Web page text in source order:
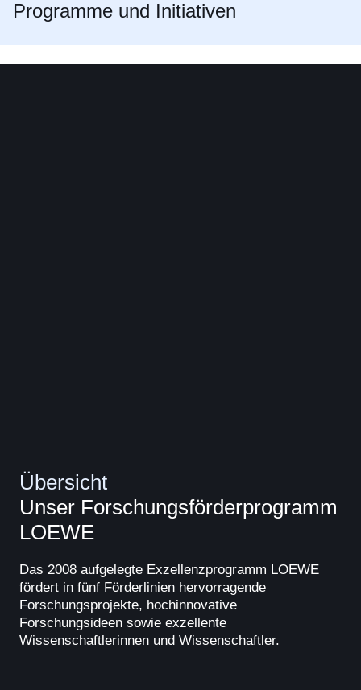
Programme und Initiativen
Übersicht
Unser Forschungsförderprogramm
LOEWE
Das 2008 aufgelegte Exzellenzprogramm LOEWE
fördert in fünf Förderlinien hervorragende
Forschungsprojekte, hochinnovative
Forschungsideen sowie exzellente
Wissenschaftlerinnen und Wissenschaftler.